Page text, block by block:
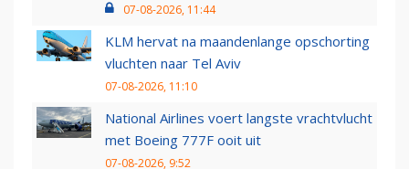
07-08-2026, 11:44
KLM hervat na maandenlange opschorting
vluchten naar Tel Aviv
07-08-2026, 11:10
National Airlines voert langste vrachtvlucht
met Boeing 777F ooit uit
07-08-2026, 9:52